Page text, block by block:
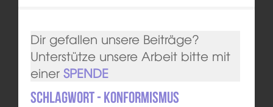
Dir gefallen unsere Beiträge?
Unterstütze unsere Arbeit bitte mit
einer SPENDE
Schlagwort - Konformismus